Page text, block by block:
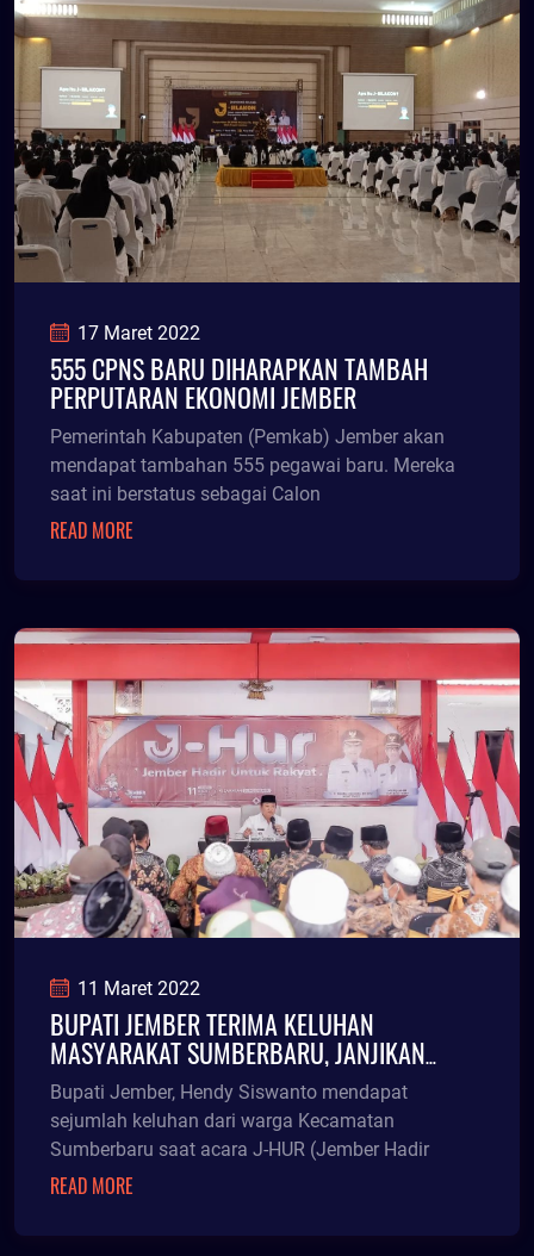
17 Maret 2022
555 CPNS BARU DIHARAPKAN TAMBAH
PERPUTARAN EKONOMI JEMBER
Pemerintah Kabupaten (Pemkab) Jember akan
mendapat tambahan 555 pegawai baru. Mereka
saat ini berstatus sebagai Calon
READ MORE
11 Maret 2022
BUPATI JEMBER TERIMA KELUHAN
MASYARAKAT SUMBERBARU, JANJIKAN
PEMASANGAN PJU
Bupati Jember, Hendy Siswanto mendapat
sejumlah keluhan dari warga Kecamatan
Sumberbaru saat acara J-HUR (Jember Hadir
READ MORE